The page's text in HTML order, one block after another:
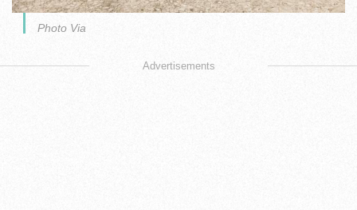
Photo Via
Advertisements